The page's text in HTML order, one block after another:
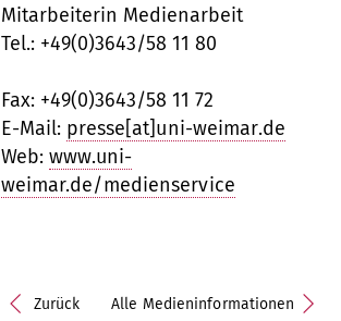
Mitarbeiterin Medienarbeit
Tel.: +49(0)3643/58 11 80
Fax: +49(0)3643/58 11 72
E-Mail: presse[at]uni-weimar.de
Web: www.uni-
weimar.de/medienservice
Zurück Alle Medieninformationen